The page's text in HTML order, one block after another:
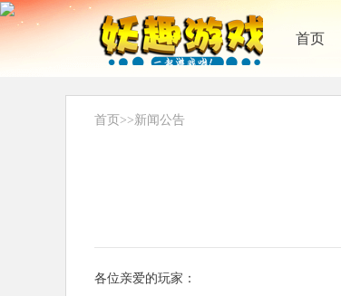
首页
首页 >>新闻公告
各位亲爱的玩家：